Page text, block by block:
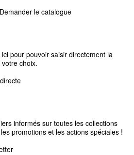
Demander le catalogue
pour pouvoir saisir directement la
choix.
informés sur toutes les collections
promotions et les actions spéciales !